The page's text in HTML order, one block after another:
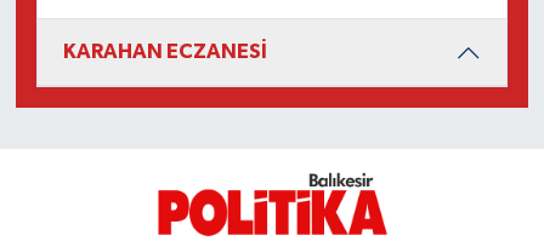
KARAHAN ECZANESİ
SPOR
SÜRMANŞET
TARİHTE BUGÜN